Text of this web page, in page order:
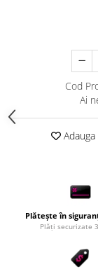
Cod
Ai
Adauga
Plătește în
Plăți securizate